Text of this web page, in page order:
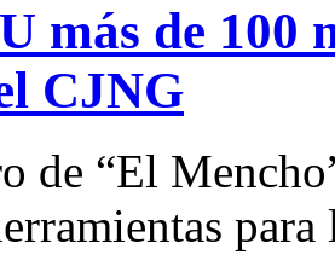
más de 100
CJNG
de “El